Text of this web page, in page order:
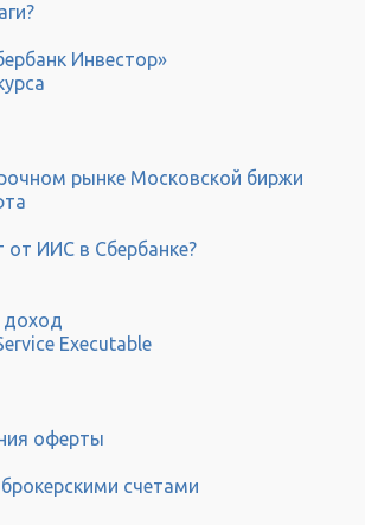
Инвестор»
рынке Московской биржи
от ИИС в Сбербанке?
доход
Executable
оферты
счетами